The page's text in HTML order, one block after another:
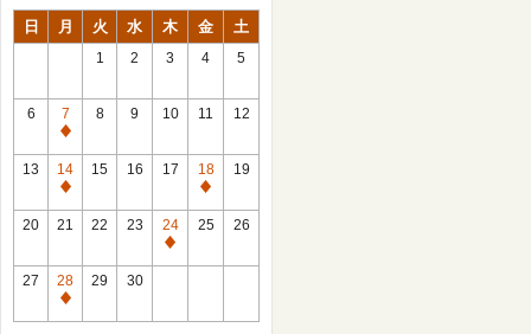
日 月 火 水 木 金 土
1 2 3 4 5
6
7
休
館
日
8 9 10 11 12
13
14
休
館
15 16 17
18
休
館
19
20 21 22 23
24
休
25 26
27
28
休
29 30